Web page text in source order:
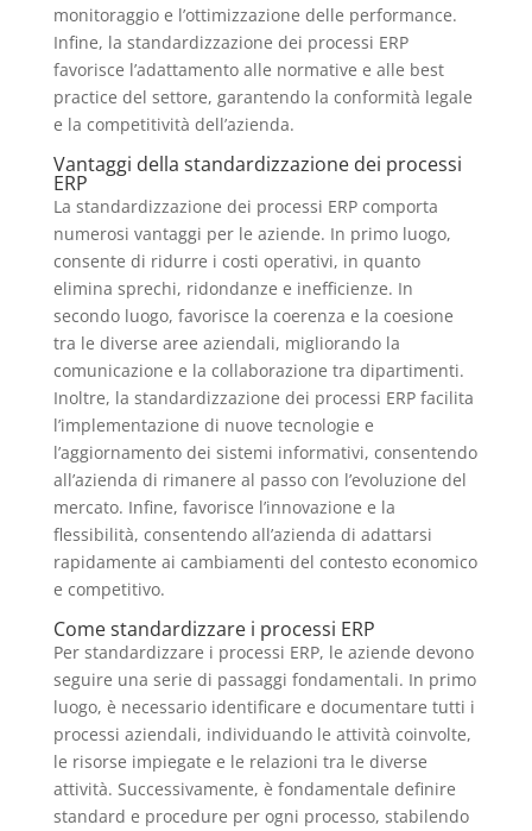
monitoraggio e l’ottimizzazione delle performance.
Infine, la standardizzazione dei processi ERP
favorisce l’adattamento alle normative e alle best
practice del settore, garantendo la conformità legale
e la competitività dell’azienda.
Vantaggi della standardizzazione dei processi
ERP
La standardizzazione dei processi ERP comporta
numerosi vantaggi per le aziende. In primo luogo,
consente di ridurre i costi operativi, in quanto
elimina sprechi, ridondanze e inefficienze. In
secondo luogo, favorisce la coerenza e la coesione
tra le diverse aree aziendali, migliorando la
comunicazione e la collaborazione tra dipartimenti.
Inoltre, la standardizzazione dei processi ERP facilita
l’implementazione di nuove tecnologie e
l’aggiornamento dei sistemi informativi, consentendo
all’azienda di rimanere al passo con l’evoluzione del
mercato. Infine, favorisce l’innovazione e la
flessibilità, consentendo all’azienda di adattarsi
rapidamente ai cambiamenti del contesto economico
e competitivo.
Come standardizzare i processi ERP
Per standardizzare i processi ERP, le aziende devono
seguire una serie di passaggi fondamentali. In primo
luogo, è necessario identificare e documentare tutti i
processi aziendali, individuando le attività coinvolte,
le risorse impiegate e le relazioni tra le diverse
attività. Successivamente, è fondamentale definire
standard e procedure per ogni processo, stabilendo